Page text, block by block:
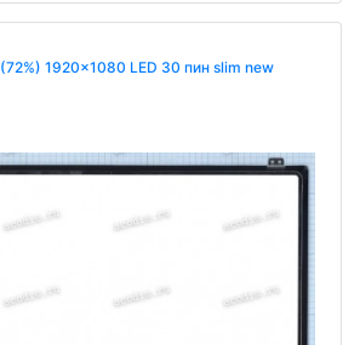
1920x1080 LED 30 пин slim new